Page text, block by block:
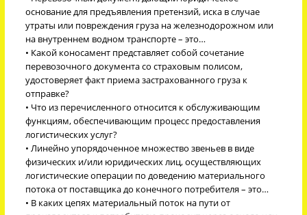
основание для предъявления претензий, иска в случае
утраты или повреждения груза на железнодорожном или
на внутреннем водном транспорте – это…
• Какой коносамент представляет собой сочетание
перевозочного документа со страховым полисом,
удостоверяет факт приема застрахованного груза к
отправке?
• Что из перечисленного относится к обслуживающим
функциям, обеспечивающим процесс предоставления
логистических услуг?
• Линейно упорядоченное множество звеньев в виде
физических и/или юридических лиц, осуществляющих
логистические операции по доведению материального
потока от поставщика до конечного потребителя – это…
• В каких цепях материальный поток на пути от